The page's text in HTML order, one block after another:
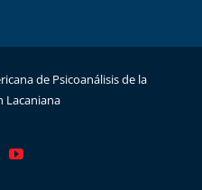
de Psicoanálisis de la
Lacaniana
YouTube